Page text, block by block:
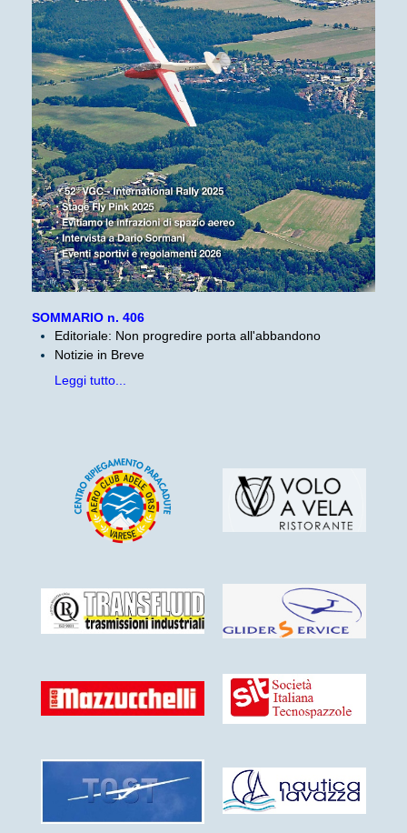
SOMMARIO n. 406
Editoriale: Non progredire porta all'abbandono
Notizie in Breve
Leggi tutto...